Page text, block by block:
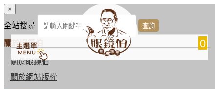
0
×
全站搜尋
關於眼鏡伯
關於眼鏡伯
關於網站版權